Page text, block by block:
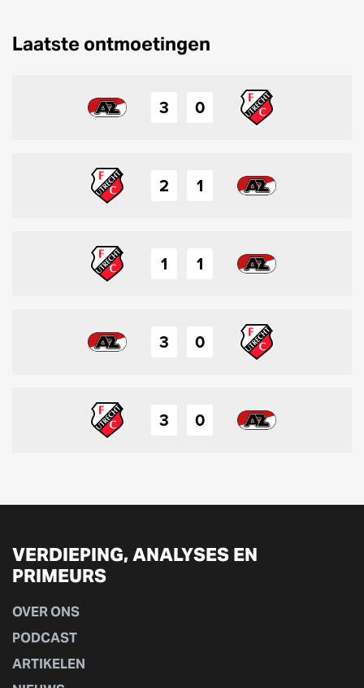
Laatste ontmoetingen
3 0
2 1
1 1
3 0
3 0
VERDIEPING, ANALYSES EN
PRIMEURS
OVER ONS
PODCAST
ARTIKELEN